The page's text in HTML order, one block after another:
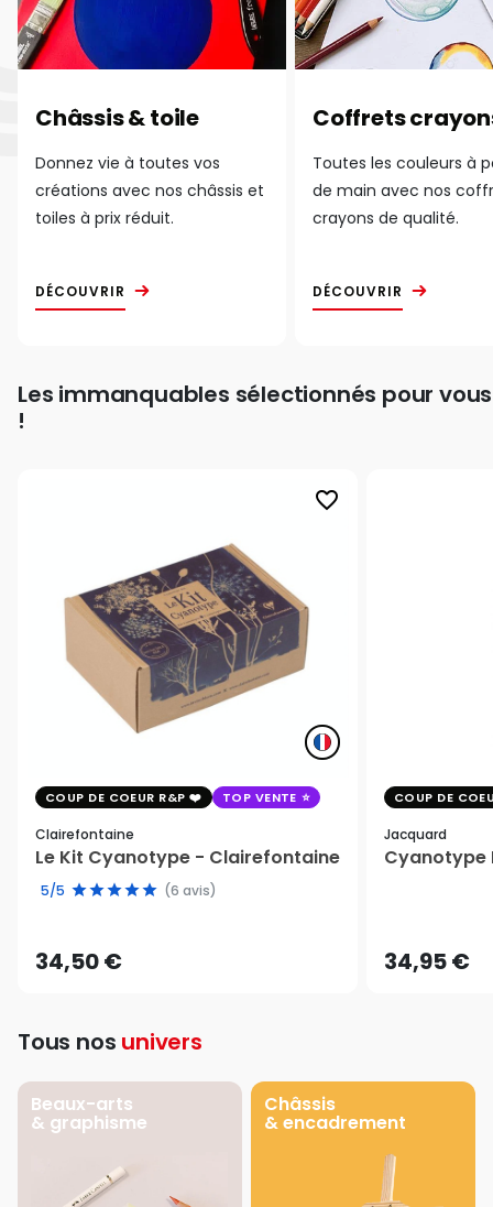
Châssis & toile
Donnez vie à toutes vos
créations avec nos châssis et
toiles à prix réduit.
DÉCOUVRIR
Coffrets
Toutes les couleurs à
de main avec nos
crayons de qualité.
DÉCOUVRIR
Les immanquables sélectionnés pour vous
!
favorite_border
COUP DE COEUR R&P TOP VENTE
Clairefontaine
Le Kit Cyanotype - Clairefontaine
5/5 (6 avis)
34,50 €
COUP DE
Jacquard
Cyanotype
34,95 €
Tous nos univers
Beaux-arts
& graphisme
Châssis
& encadrement